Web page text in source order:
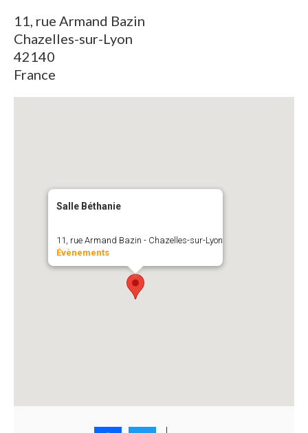
11, rue Armand Bazin
Chazelles-sur-Lyon
42140
France
Salle Béthanie
11, rue Armand Bazin - Chazelles-sur-Lyon
Évènements